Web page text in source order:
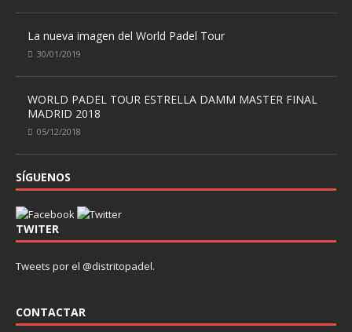
La nueva imagen del World Padel Tour
30/01/2019
WORLD PADEL TOUR ESTRELLA DAMM MASTER FINAL
MADRID 2018
05/12/2018
SÍGUENOS
TWITER
Tweets por el @distritopadel.
CONTACTAR